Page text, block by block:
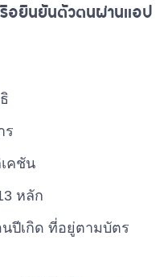
รือยืนยันตัวตนผ่านแอป
ร
คชัน
หลัก
ปีเกิด ที่อยู่ตามบัตร